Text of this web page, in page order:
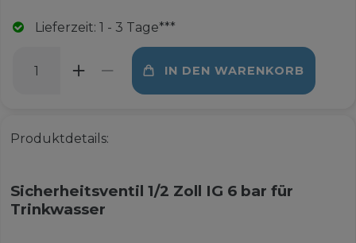
Lieferzeit: 1 - 3 Tage***
IN DEN WARENKORB
Produktdetails:
Sicherheitsventil 1/2 Zoll IG 6 bar für
Trinkwasser